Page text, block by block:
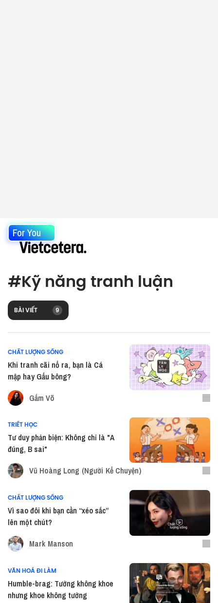
For You
#Kỹ năng tranh luận
BÀI VIẾT 9
CHẤT LƯỢNG SỐNG
Khi tranh cãi nổ ra, bạn là Cá
mập hay Gấu bông?
Gấm Võ
TRIẾT HỌC
Tư duy phản biện: Không chỉ là "A
đúng, B sai"
Vũ Hoàng Long (Người Kể Chuyện)
CHẤT LƯỢNG SỐNG
Vì sao đôi khi bạn cần “xéo sắc”
lên một chút?
Mark Manson
VĂN HOÁ ĐI LÀM
Humble-brag: Tưởng không khoe
nhưng khoe không tưởng